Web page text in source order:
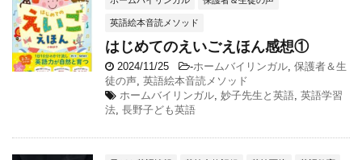
英語絵本音読メソッド
はじめてのえいごえほん感想①
2024/11/25 -ホームバイリンガル, 保護者＆生
徒の声, 英語絵本音読メソッド
ホームバイリンガル, 妙子先生と英語, 英語学習
法, 長野子ども英語